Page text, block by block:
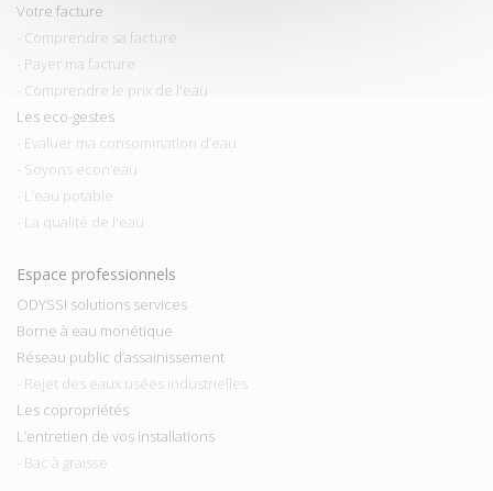
Votre facture
- Comprendre sa facture
- Payer ma facture
- Comprendre le prix de l'eau
Les eco-gestes
- Evaluer ma consommation d’eau
- Soyons econ’eau
- L’eau potable
- La qualité de l'eau
Espace professionnels
ODYSSI solutions services
Borne à eau monétique
Réseau public d’assainissement
- Rejet des eaux usées industrielles
Les copropriétés
L’entretien de vos installations
- Bac à graisse